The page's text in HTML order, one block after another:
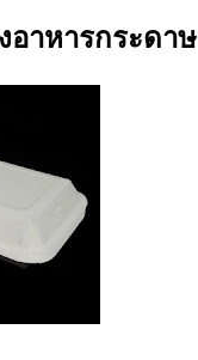
อาหารกระดาษ